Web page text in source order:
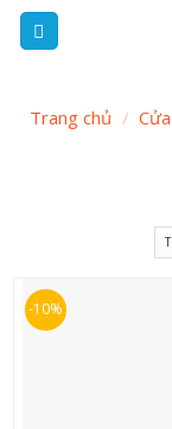
Skip
Trang chủ /
-10%